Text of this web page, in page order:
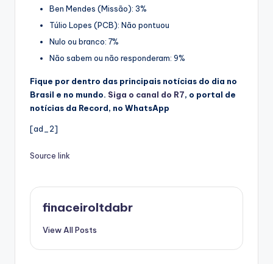
Ben Mendes (Missão): 3%
Túlio Lopes (PCB): Não pontuou
Nulo ou branco: 7%
Não sabem ou não responderam: 9%
Fique por dentro das principais notícias do dia no
Brasil e no mundo. Siga o canal do R7, o portal de
notícias da Record, no WhatsApp
[ad_2]
Source link
finaceiroltdabr
View All Posts